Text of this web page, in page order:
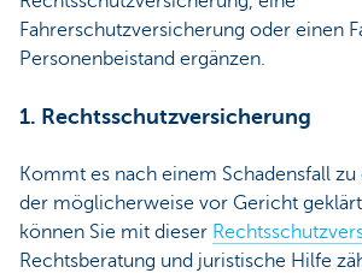
Fahrerschutzversicherung oder einen
Personenbeistand ergänzen.
1. Rechtsschutzversicherung
Kommt es nach einem Schadensfall
der möglicherweise vor Gericht
können Sie mit dieser
Rechtsberatung und juristische Hilfe